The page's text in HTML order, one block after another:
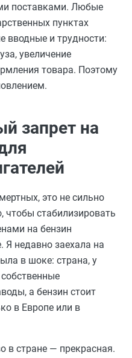
поставками. Любые
пунктах
вводные и трудности:
увеличение
товара. Поэтому
запрет на
это не сильно
чтобы стабилизировать
на бензин
Я недавно заехала на
в шоке: страна, у
а бензин стоит
в Европе или в
в стране — прекрасная.